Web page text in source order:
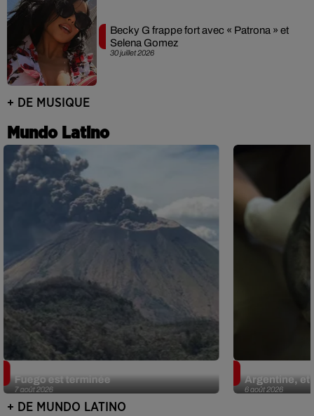
30 juillet 2026
Becky G frappe fort avec « Patrona » et
Selena Gomez
+ DE MUSIQUE
Mundo Latino
7 août 2026
Fuego est terminée
6 août 2026
Argentine, et
+ DE MUNDO LATINO